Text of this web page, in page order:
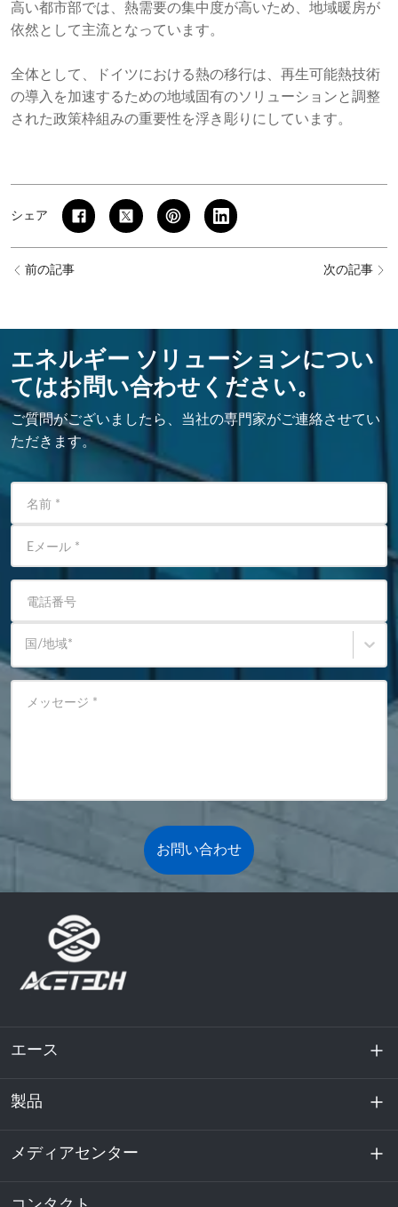
高い都市部では、熱需要の集中度が高いため、地域暖房が
依然として主流となっています。
全体として、ドイツにおける熱の移行は、再生可能熱技術
の導入を加速するための地域固有のソリューションと調整
された政策枠組みの重要性を浮き彫りにしています。
シェア
前の記事 次の記事
エネルギー ソリューションについ
てはお問い合わせください。
ご質問がございましたら、当社の専門家がご連絡させてい
ただきます。
名前 *
Eメール *
電話番号
国/地域*
メッセージ *
お問い合わせ
エース
私たちに関しては
持続可能性
製品
エネルギー貯蔵
データセンターおよびサーバー室
メディアセンター